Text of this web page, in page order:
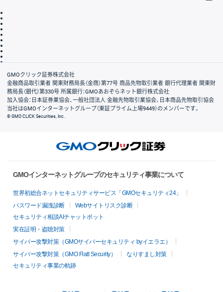
会社案内
GMOクリック証券株式会社
金融商品取引業者 関東財務局長（金商）第77号 商品先物取引業者 銀行代理業者 関東財
務局長（銀代）第330号 所属銀行：GMOあおぞらネット銀行株式会社
加入協会：日本証券業協会、一般社団法人 金融先物取引業協会、日本商品先物取引協会
当社はGMOインターネットグループ（東証プライム上場9449）のメンバーです。
© GMO CLICK Securities, Inc.
GMOインターネットグループのセキュリティ事業について
世界初総合ネットセキュリティサービス「GMOセキュリティ24」
パスワード漏洩診断
Webサイトリスク診断
セキュリティ相談AIチャットボット
実在証明・盗聴対策
サイバー攻撃対策（GMOサイバーセキュリティ byイエラエ）
サイバー攻撃対策（GMO Flatt Security）
なりすまし対策
セキュリティ事業の軌跡